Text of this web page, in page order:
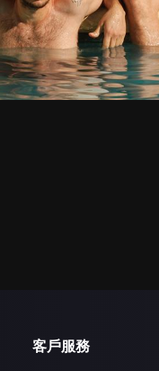
客戶服務